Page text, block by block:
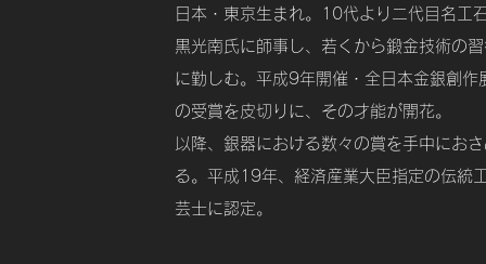
日本・東京生まれ。10代より二代目名工
黒光南氏に師事し、若くから鍛金技術の
に勤しむ。平成9年開催・全日本金銀創作
の受賞を皮切りに、その才能が開花。
以降、銀器における数々の賞を手中にお
る。 平成19年、経済産業大臣指定の伝統
芸士に認定。